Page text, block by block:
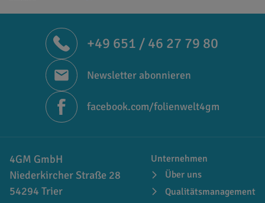
+49 651 / 46 27 79 80
Newsletter abonnieren
facebook.com/folienwelt4gm
4GM GmbH
Niederkircher Straße 28
54294 Trier
Unternehmen
Über uns
Qualitätsmanagement